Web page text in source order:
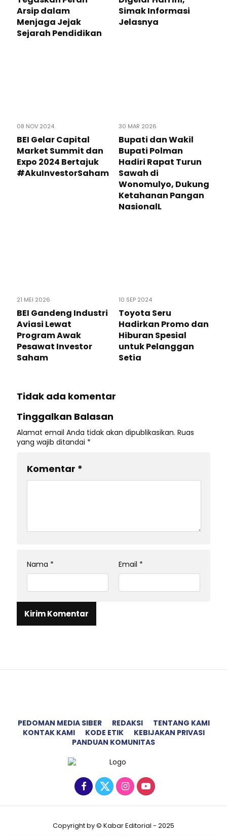
Arsip dalam
Menjaga Jejak
Sejarah Pendidikan
Simak Informasi
Jelasnya
08 NOV 2024
BEI Gelar Capital
Market Summit dan
Expo 2024 Bertajuk
#AkuInvestorSaham
30 MAR 2026
Bupati dan Wakil
Bupati Polman
Hadiri Rapat Turun
Sawah di
Wonomulyo, Dukung
Ketahanan Pangan
NasionalL
21 MEI 2026
BEI Gandeng Industri
Aviasi Lewat
Program Awak
Pesawat Investor
Saham
10 SEP 2024
Toyota Seru
Hadirkan Promo dan
Hiburan Spesial
untuk Pelanggan
Setia
Tidak ada komentar
Tinggalkan Balasan
Alamat email Anda tidak akan dipublikasikan. Ruas
yang wajib ditandai *
Komentar *
Nama * Email *
PEDOMAN MEDIA SIBER REDAKSI
TENTANG KAMI
KONTAK KAMI
KODE ETIK
KEBIJAKAN PRIVASI
PANDUAN KOMUNITAS
Copyright by © Kabar Editorial - 2025